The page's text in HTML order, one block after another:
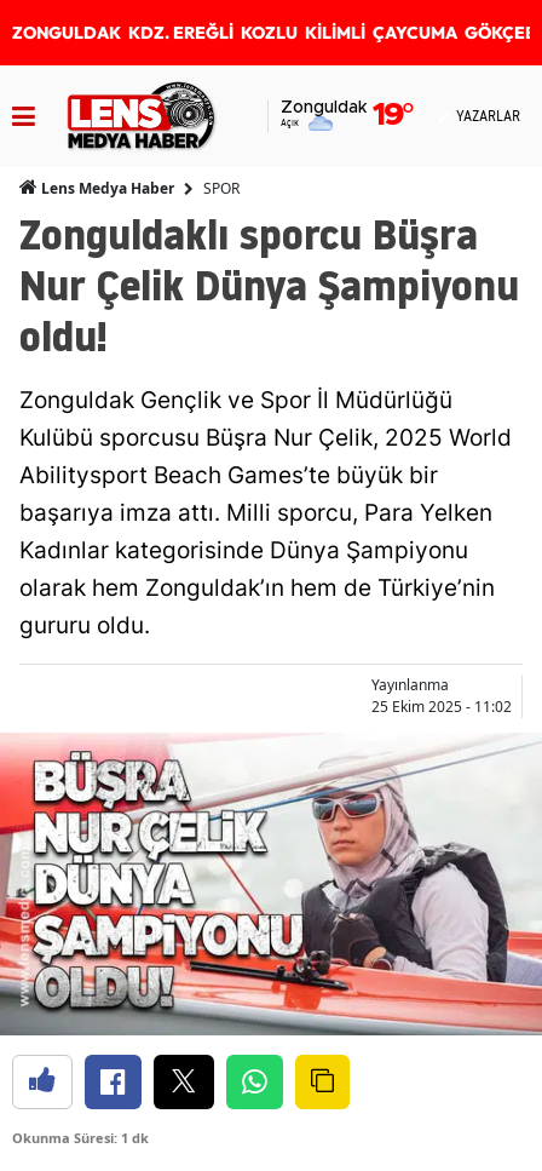
ZONGULDAK KDZ. EREĞLİ KOZLU KİLİMLİ ÇAYCUMA
Zonguldak
Açık 19° YAZARLAR
Lens Medya Haber SPOR
Zonguldaklı sporcu Büşra
Nur Çelik Dünya Şampiyonu
oldu!
Zonguldak Gençlik ve Spor İl Müdürlüğü
Kulübü sporcusu Büşra Nur Çelik, 2025 World
Abilitysport Beach Games’te büyük bir
başarıya imza attı. Milli sporcu, Para Yelken
Kadınlar kategorisinde Dünya Şampiyonu
olarak hem Zonguldak’ın hem de Türkiye’nin
gururu oldu.
Yayınlanma
25 Ekim 2025 - 11:02
Okunma Süresi: 1 dk